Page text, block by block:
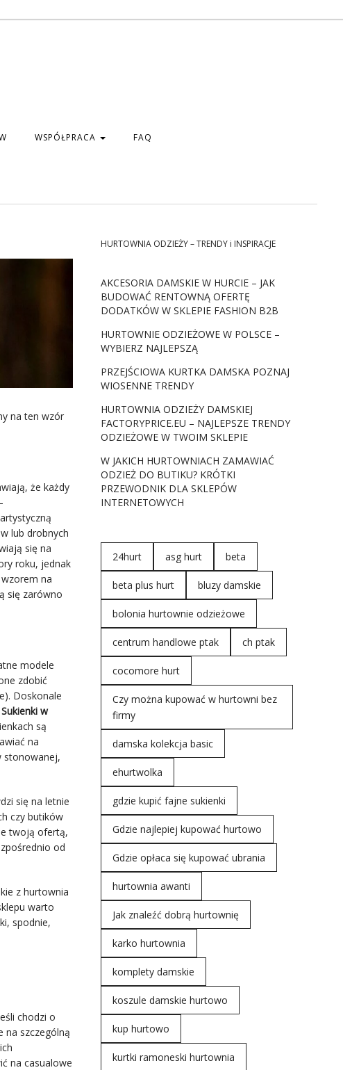
WSPÓŁPRACA FAQ
na ten wzór
że każdy
lub drobnych
się na
roku, jednak
na
się zarówno
modele
zdobić
Doskonale
Sukienki w
są
na
stonowanej,
się na letnie
czy butików
twoją ofertą,
od
z hurtownia
warto
spodnie,
chodzi o
na szczególną
na casualowe
HURTOWNIA ODZIEŻY – TRENDY i INSPIRACJE
AKCESORIA DAMSKIE W HURCIE – JAK
BUDOWAĆ RENTOWNĄ OFERTĘ
DODATKÓW W SKLEPIE FASHION B2B
HURTOWNIE ODZIEŻOWE W POLSCE –
WYBIERZ NAJLEPSZĄ
PRZEJŚCIOWA KURTKA DAMSKA POZNAJ
WIOSENNE TRENDY
HURTOWNIA ODZIEŻY DAMSKIEJ
FACTORYPRICE.EU – NAJLEPSZE TRENDY
ODZIEŻOWE W TWOIM SKLEPIE
W JAKICH HURTOWNIACH ZAMAWIAĆ
ODZIEŻ DO BUTIKU? KRÓTKI
PRZEWODNIK DLA SKLEPÓW
INTERNETOWYCH
24hurt asg hurt beta
beta plus hurt bluzy damskie
bolonia hurtownie odzieżowe
centrum handlowe ptak ch ptak
cocomore hurt
Czy można kupować w hurtowni bez
firmy
damska kolekcja basic
ehurtwolka
gdzie kupić fajne sukienki
Gdzie najlepiej kupować hurtowo
Gdzie opłaca się kupować ubrania
hurtownia awanti
Jak znaleźć dobrą hurtownię
karko hurtownia
komplety damskie
koszule damskie hurtowo
kup hurtowo
kurtki ramoneski hurtownia